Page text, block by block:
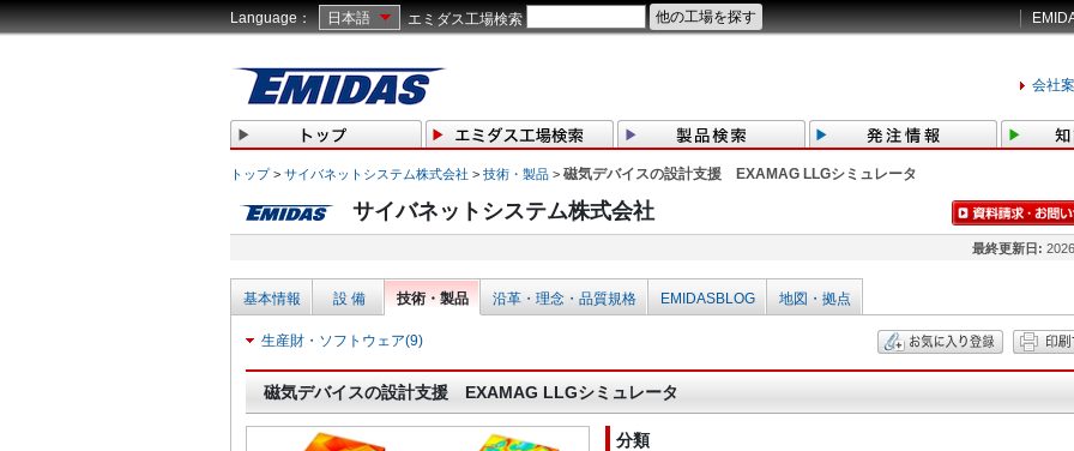
Language： 日本語 エミダス工場検索
会社
トップ> サイバネットシステム株式会社 > 技術・製品 > 磁気デバイスの設計支援 EXAMAG LLGシミュレータ
サイバネットシステム株式会社
最終更新日:
基本情報 設 備 技術・製品 沿革・理念・品質規格 EMIDASBLOG 地図・拠点
生産財・ソフトウェア(9)
磁気デバイスの設計支援 EXAMAG LLGシミュレータ
分類